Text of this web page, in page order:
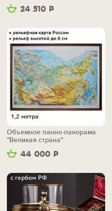
24 510 Р
44 000 Р
Объемное панно-панорама
"Великая страна"